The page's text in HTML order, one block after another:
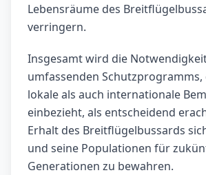
Lebensräume des
verringern.
Insgesamt wird die
umfassenden Schutzprogramms,
lokale als auch internationale
einbezieht, als entscheidend
Erhalt des Breitflügelbussards
und seine Populationen für
Generationen zu bewahren.